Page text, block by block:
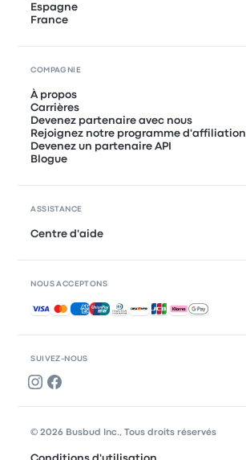
SUIVEZ-NOUS
Espagne
France
COMPAGNIE
À propos
Carrières
Devenez partenaire avec nous
Rejoignez notre programme d'affiliation
Devenez un partenaire API
Blogue
ASSISTANCE
Centre d'aide
NOUS ACCEPTONS
Paiements acceptés
© 2026 Busbud Inc., Tous droits réservés
Conditions d'utilisation